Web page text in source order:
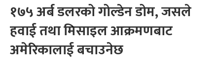
१७५ अर्ब डलरको गोल्डेन डोम, जसले
हवाई तथा मिसाइल आक्रमणबाट
अमेरिकालाई बचाउनेछ